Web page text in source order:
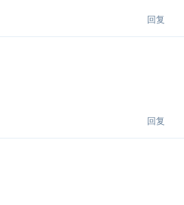
回复
回复